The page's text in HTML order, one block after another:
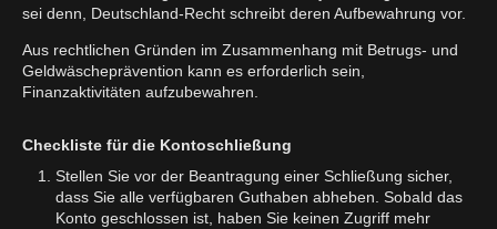
sei denn, Deutschland-Recht schreibt deren Aufbewahrung vor.
Aus rechtlichen Gründen im Zusammenhang mit Betrugs- und
Geldwäscheprävention kann es erforderlich sein,
Finanzaktivitäten aufzubewahren.
Checkliste für die Kontoschließung
Stellen Sie vor der Beantragung einer Schließung sicher,
dass Sie alle verfügbaren Guthaben abheben. Sobald das
Konto geschlossen ist, haben Sie keinen Zugriff mehr